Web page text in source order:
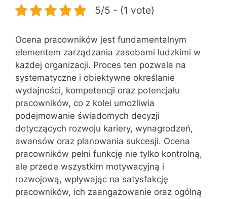
5/5 - (1 vote)
Ocena pracowników jest fundamentalnym
elementem zarządzania zasobami ludzkimi w
każdej organizacji. Proces ten pozwala na
systematyczne i obiektywne określanie
wydajności, kompetencji oraz potencjału
pracowników, co z kolei umożliwia
podejmowanie świadomych decyzji
dotyczących rozwoju kariery, wynagrodzeń,
awansów oraz planowania sukcesji. Ocena
pracowników pełni funkcję nie tylko kontrolną,
ale przede wszystkim motywacyjną i
rozwojową, wpływając na satysfakcję
pracowników, ich zaangażowanie oraz ogólną